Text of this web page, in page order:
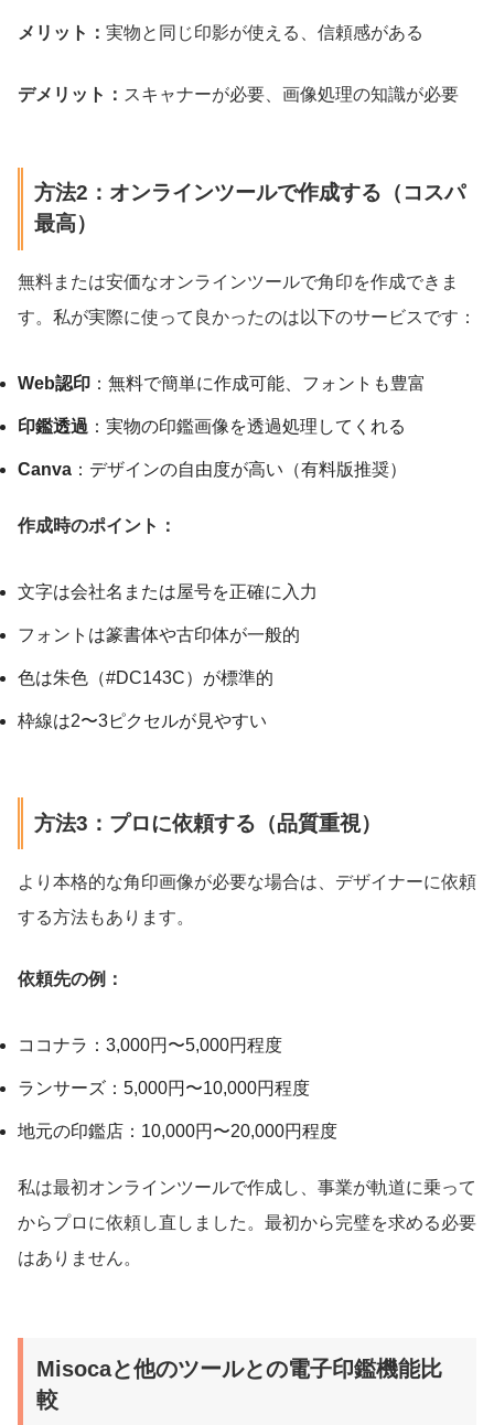
メリット： 実物と同じ印影が使える、信頼感がある
デメリット： スキャナーが必要、画像処理の知識が必要
方法2：オンラインツールで作成する（コスパ
最高）
無料または安価なオンラインツールで角印を作成できま
す。私が実際に使って良かったのは以下のサービスです：
Web認印 ：無料で簡単に作成可能、フォントも豊富
印鑑透過 ：実物の印鑑画像を透過処理してくれる
Canva ：デザインの自由度が高い（有料版推奨）
作成時のポイント：
文字は会社名または屋号を正確に入力
フォントは篆書体や古印体が一般的
色は朱色（#DC143C）が標準的
枠線は2〜3ピクセルが見やすい
方法3：プロに依頼する（品質重視）
より本格的な角印画像が必要な場合は、デザイナーに依頼
する方法もあります。
依頼先の例：
ココナラ：3,000円〜5,000円程度
ランサーズ：5,000円〜10,000円程度
地元の印鑑店：10,000円〜20,000円程度
私は最初オンラインツールで作成し、事業が軌道に乗って
からプロに依頼し直しました。最初から完璧を求める必要
はありません。
Misocaと他のツールとの電子印鑑機能比
較